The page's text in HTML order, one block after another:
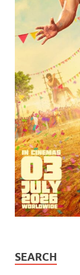
SEARCH